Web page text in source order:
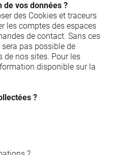
de vos données ?
des Cookies et traceurs
les comptes des espaces
de contact. Sans ces
pas possible de
de nos sites. Pour les
disponible sur la
?